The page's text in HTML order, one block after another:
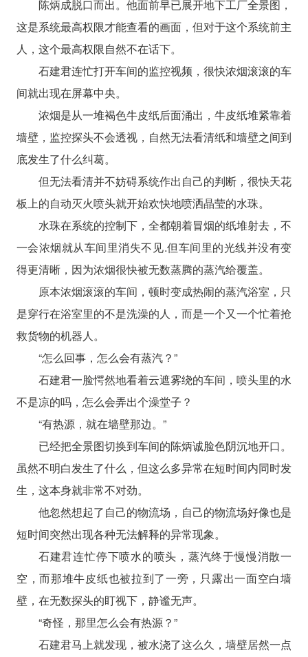
陈炳成脱口而出。他面前早已展开地下工厂全景图，
这是系统最高权限才能查看的画面，但对于这个系统前主
人，这个最高权限自然不在话下。
石建君连忙打开车间的监控视频，很快浓烟滚滚的车
间就出现在屏幕中央。
浓烟是从一堆褐色牛皮纸后面涌出，牛皮纸堆紧靠着
墙壁，监控探头不会透视，自然无法看清纸和墙壁之间到
底发生了什么纠葛。
但无法看清并不妨碍系统作出自己的判断，很快天花
板上的自动灭火喷头就开始欢快地喷洒晶莹的水珠。
水珠在系统的控制下，全都朝着冒烟的纸堆射去，不
一会浓烟就从车间里消失不见.但车间里的光线并没有变
得更清晰，因为浓烟很快被无数蒸腾的蒸汽给覆盖。
原本浓烟滚滚的车间，顿时变成热闹的蒸汽浴室，只
是穿行在浴室里的不是洗澡的人，而是一个又一个忙着抢
救货物的机器人。
“怎么回事，怎么会有蒸汽？”
石建君一脸愕然地看着云遮雾绕的车间，喷头里的水
不是凉的吗，怎么会弄出个澡堂子？
“有热源，就在墙壁那边。”
已经把全景图切换到车间的陈炳诚脸色阴沉地开口。
虽然不明白发生了什么，但这么多异常在短时间内同时发
生，这本身就非常不对劲。
他忽然想起了自己的物流场，自己的物流场好像也是
短时间突然出现各种无法解释的异常现象。
石建君连忙停下喷水的喷头，蒸汽终于慢慢消散一
空，而那堆牛皮纸也被拉到了一旁，只露出一面空白墙
壁，在无数探头的盯视下，静谧无声。
“奇怪，那里怎么会有热源？”
石建君马上就发现，被水浇了这么久，墙壁居然一点